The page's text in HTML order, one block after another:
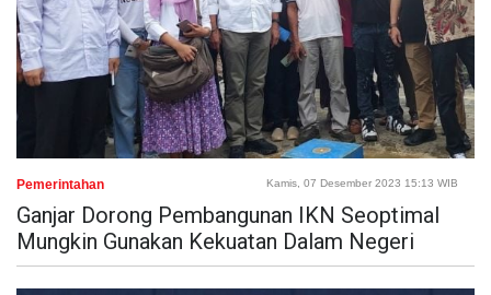
Pemerintahan Kamis, 07 Desember 2023 15:13 WIB
Ganjar Dorong Pembangunan IKN Seoptimal
Mungkin Gunakan Kekuatan Dalam Negeri